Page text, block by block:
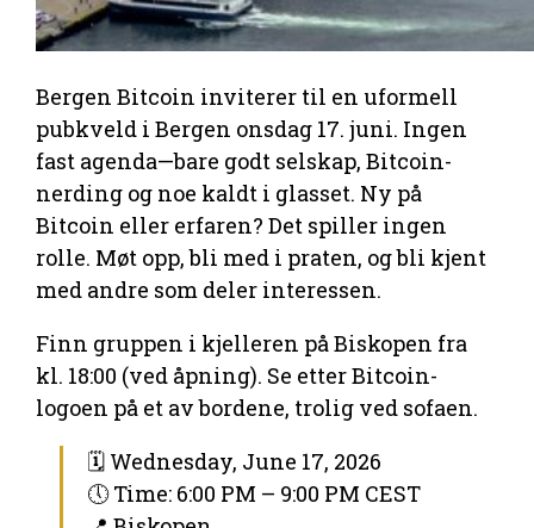
Bergen Bitcoin inviterer til en uformell
pubkveld i Bergen onsdag 17. juni. Ingen
fast agenda—bare godt selskap, Bitcoin-
nerding og noe kaldt i glasset. Ny på
Bitcoin eller erfaren? Det spiller ingen
rolle. Møt opp, bli med i praten, og bli kjent
med andre som deler interessen.
Finn gruppen i kjelleren på Biskopen fra
kl. 18:00 (ved åpning). Se etter Bitcoin-
logoen på et av bordene, trolig ved sofaen.
🗓 Wednesday, June 17, 2026
🕔 Time: 6:00 PM – 9:00 PM CEST